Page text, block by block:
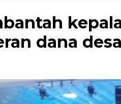
dana desa